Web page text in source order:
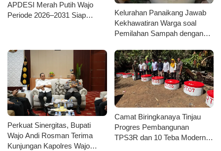
APDESI Merah Putih Wajo
Periode 2026–2031 Siap
Kelurahan Panaikang Jawab
Kekhawatiran Warga soal
Pemilahan Sampah dengan
Perkuat Sinergitas, Bupati
Wajo Andi Rosman Terima
Kunjungan Kapolres Wajo
Camat Biringkanaya Tinjau
Progres Pembangunan
TPS3R dan 10 Teba Moderndi